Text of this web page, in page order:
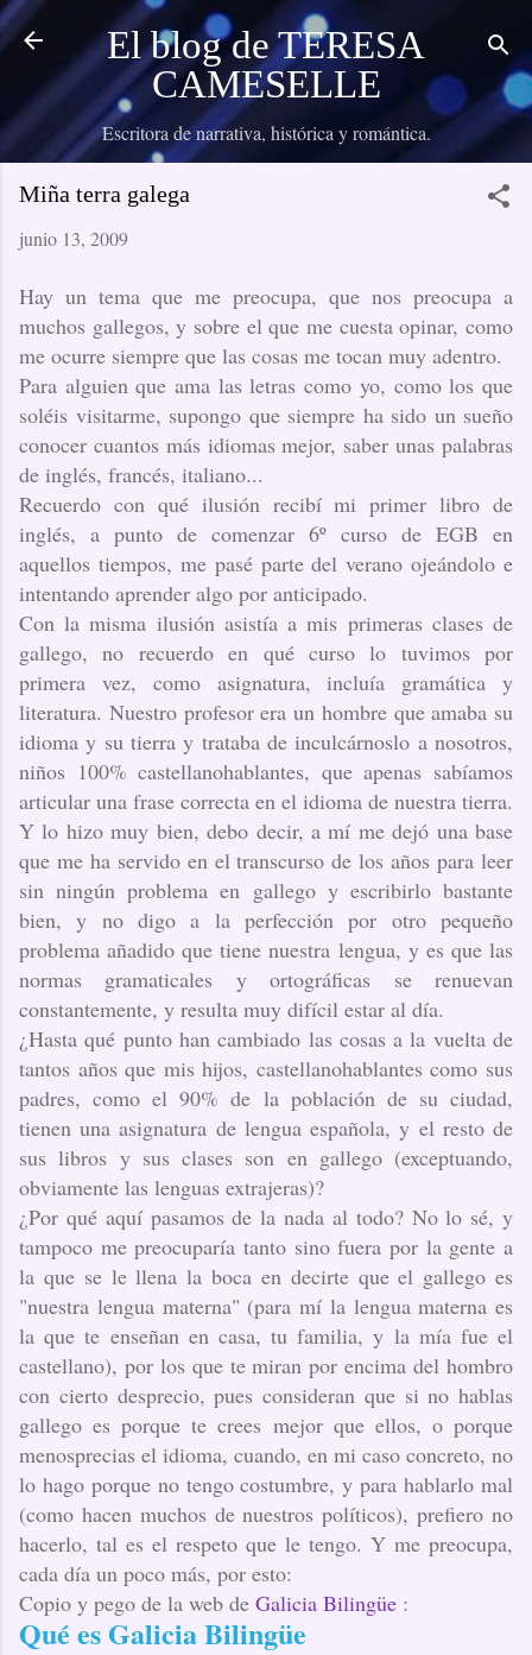
El blog de TERESA
CAMESELLE
Escritora de narrativa, histórica y romántica.
Miña terra galega
junio 13, 2009
Hay un tema que me preocupa, que nos preocupa a
muchos gallegos, y sobre el que me cuesta opinar, como
me ocurre siempre que las cosas me tocan muy adentro.
Para alguien que ama las letras como yo, como los que
soléis visitarme, supongo que siempre ha sido un sueño
conocer cuantos más idiomas mejor, saber unas palabras
de inglés, francés, italiano...
Recuerdo con qué ilusión recibí mi primer libro de
inglés, a punto de comenzar 6º curso de EGB en
aquellos tiempos, me pasé parte del verano ojeándolo e
intentando aprender algo por anticipado.
Con la misma ilusión asistía a mis primeras clases de
gallego, no recuerdo en qué curso lo tuvimos por
primera vez, como asignatura, incluía gramática y
literatura. Nuestro profesor era un hombre que amaba su
idioma y su tierra y trataba de inculcárnoslo a nosotros,
niños 100% castellanohablantes, que apenas sabíamos
articular una frase correcta en el idioma de nuestra tierra.
Y lo hizo muy bien, debo decir, a mí me dejó una base
que me ha servido en el transcurso de los años para leer
sin ningún problema en gallego y escribirlo bastante
bien, y no digo a la perfección por otro pequeño
problema añadido que tiene nuestra lengua, y es que las
normas gramaticales y ortográficas se renuevan
constantemente, y resulta muy difícil estar al día.
¿Hasta qué punto han cambiado las cosas a la vuelta de
tantos años que mis hijos, castellanohablantes como sus
padres, como el 90% de la población de su ciudad,
tienen una asignatura de lengua española, y el resto de
sus libros y sus clases son en gallego (exceptuando,
obviamente las lenguas extrajeras)?
¿Por qué aquí pasamos de la nada al todo? No lo sé, y
tampoco me preocuparía tanto sino fuera por la gente a
la que se le llena la boca en decirte que el gallego es
"nuestra lengua materna" (para mí la lengua materna es
la que te enseñan en casa, tu familia, y la mía fue el
castellano), por los que te miran por encima del hombro
con cierto desprecio, pues consideran que si no hablas
gallego es porque te crees mejor que ellos, o porque
menosprecias el idioma, cuando, en mi caso concreto, no
lo hago porque no tengo costumbre, y para hablarlo mal
(como hacen muchos de nuestros políticos), prefiero no
hacerlo, tal es el respeto que le tengo. Y me preocupa,
cada día un poco más, por esto:
Copio y pego de la web de Galicia Bilingüe :
Qué es Galicia Bilingüe